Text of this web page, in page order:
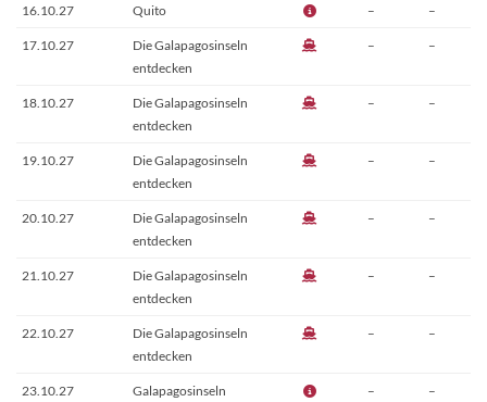
16.10.27 Quito – –
17.10.27
Die Galapagosinseln
entdecken
– –
18.10.27
Die Galapagosinseln
entdecken
– –
19.10.27
Die Galapagosinseln
entdecken
– –
20.10.27
Die Galapagosinseln
entdecken
– –
21.10.27
Die Galapagosinseln
entdecken
– –
22.10.27
Die Galapagosinseln
entdecken
– –
23.10.27 Galapagosinseln – –